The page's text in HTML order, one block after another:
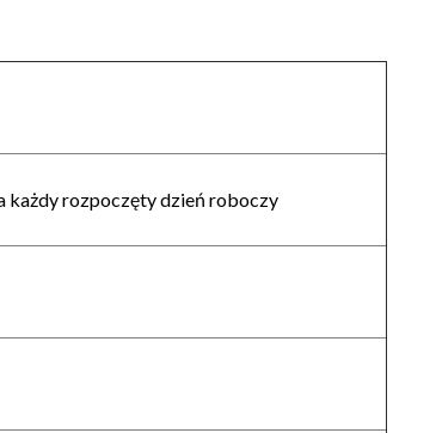
każdy rozpoczęty dzień roboczy